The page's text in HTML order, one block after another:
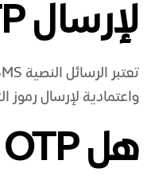
لإرسال OTP؟
واعتمادية لإرسال رموز